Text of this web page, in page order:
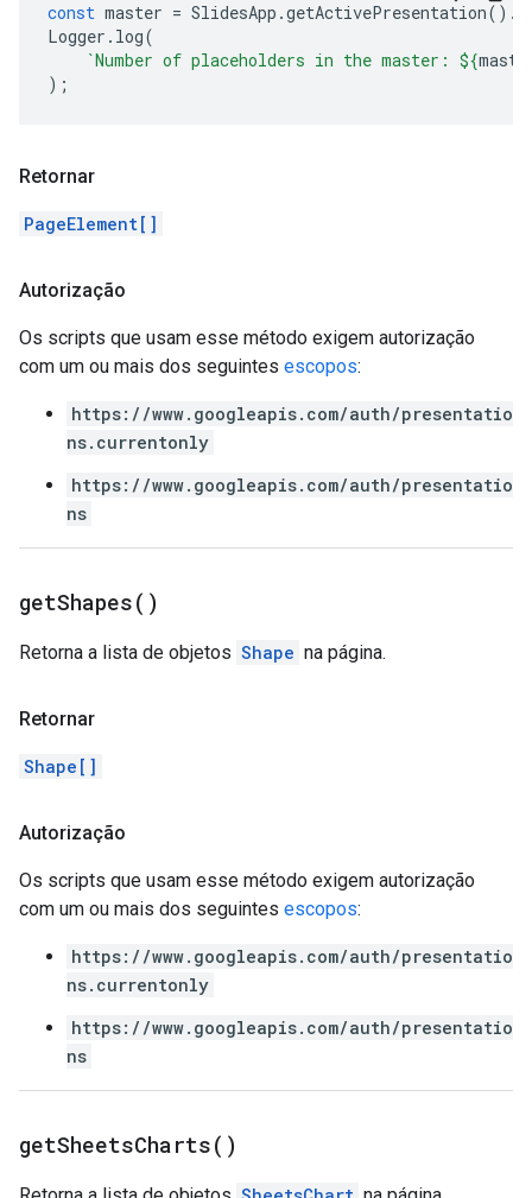
const master = SlidesApp .getActivePresentation().
Logger . log(
`Number of placeholders in the master: ${
);
Retornar
PageElement[]
Autorização
Os scripts que usam esse método exigem autorização
com um ou mais dos seguintes escopos:
https://www.googleapis.com/auth/presentatio
ns.currentonly
https://www.googleapis.com/auth/presentatio
ns
getShapes( )
Retorna a lista de objetos Shape na página.
Retornar
Shape[]
Autorização
Os scripts que usam esse método exigem autorização
com um ou mais dos seguintes escopos:
https://www.googleapis.com/auth/presentatio
ns.currentonly
https://www.googleapis.com/auth/presentatio
ns
getSheetsCharts( )